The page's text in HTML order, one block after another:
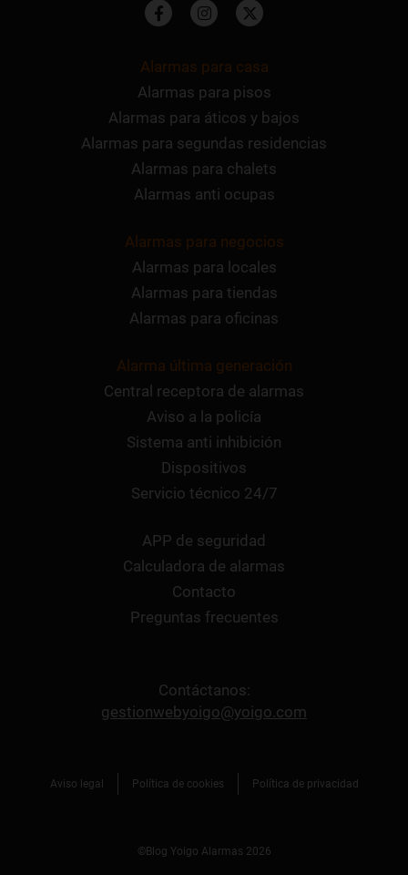
Alarmas para casa
Alarmas para pisos
Alarmas para áticos y bajos
Alarmas para segundas residencias
Alarmas para chalets
Alarmas anti ocupas
Alarmas para negocios
Alarmas para locales
Alarmas para tiendas
Alarmas para oficinas
Alarma última generación
Central receptora de alarmas
Aviso a la policía
Sistema anti inhibición
Dispositivos
Servicio técnico 24/7
APP de seguridad
Calculadora de alarmas
Contacto
Preguntas frecuentes
Contáctanos:
gestionwebyoigo@yoigo.com
Aviso legal Política de cookies Política de privacidad
©Blog Yoigo Alarmas 2026